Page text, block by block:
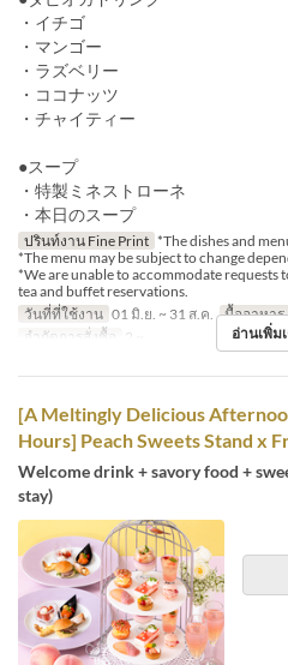
・イチゴ
・マンゴー
・ラズベリー
・ココナッツ
・チャイティー
●スープ
・特製ミネストローネ
・本日のスープ
ปรินท์งาน Fine Print *The dishes and
*The menu may be subject to change
*We are unable to accommodate
tea and buffet reservations.
วันที่ที่ใช้งาน 01 มิ.ย. ~ 31 ส.ค. มื้ออาหาร
จำกัดการสั่งซื้อ
2 ~ อ่านเพิ่ม
[A Meltingly Delicious
Hours] Peach Sweets Stand x
Welcome drink + savory food +
stay)